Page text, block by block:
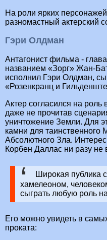
На роли ярких
разномастный актерский
Гэри Олдман
Антагонист фильма -
названием «Зорг» Жан-
исполнил Гэри Олдман,
«Розенкранц и
Актер согласился на
даже не прочитав
уничтожение Земли. Для
камни для таинственного
Абсолютного Зла.
Корбен Даллас ни разу не
Широкая публика
хамелеоном,
сыграть любую роль
Его можно увидеть в
проката: